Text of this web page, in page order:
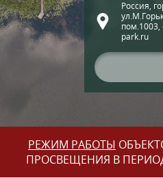
Россия,
пом.1003,
park.ru
РЕЖИМ РАБОТЫ
ПРОСВЕЩЕНИЯ В ПЕРИОД